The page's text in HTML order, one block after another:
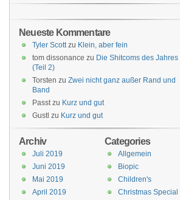
Neueste Kommentare
Tyler Scottzu Klein, aber fein
tom dissonance zu Die Shitcoms des Jahres
(Teil 2)
Torsten zu Zwei nicht ganz außer Rand und
Band
Passtzu Kurz und gut
Gustl zu Kurz und gut
Categories
Allgemein
Biopic
Children's
Christmas Special
Archiv
Juli 2019
Juni 2019
Mai 2019
April 2019